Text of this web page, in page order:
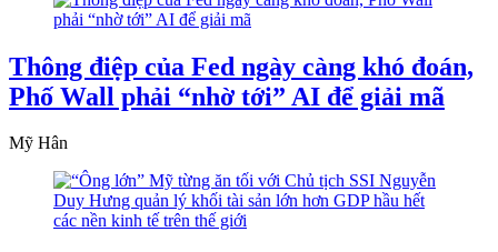
Thông điệp của Fed ngày càng khó đoán,
Phố Wall phải “nhờ tới” AI để giải mã
Mỹ Hân